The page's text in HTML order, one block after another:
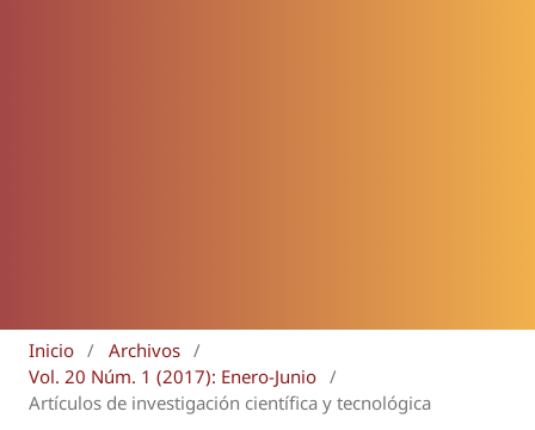
Inicio / Archivos /
Vol. 20 Núm. 1 (2017): Enero-Junio /
Artículos de investigación científica y tecnológica